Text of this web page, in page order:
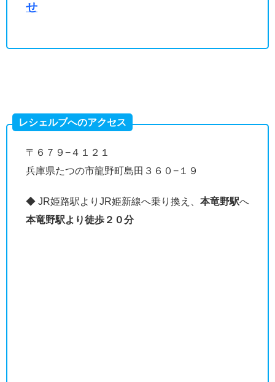
せ
レシェルブへのアクセス
〒６７９−４１２１
兵庫県たつの市龍野町島田３６０−１９
◆ JR姫路駅よりJR姫新線へ乗り換え、 本竜野駅へ
本竜野駅より徒歩２０分